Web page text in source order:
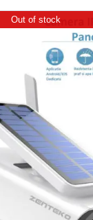
Out of stock